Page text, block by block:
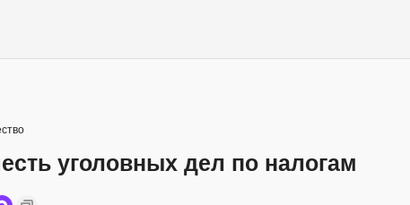
уголовных дел по налогам